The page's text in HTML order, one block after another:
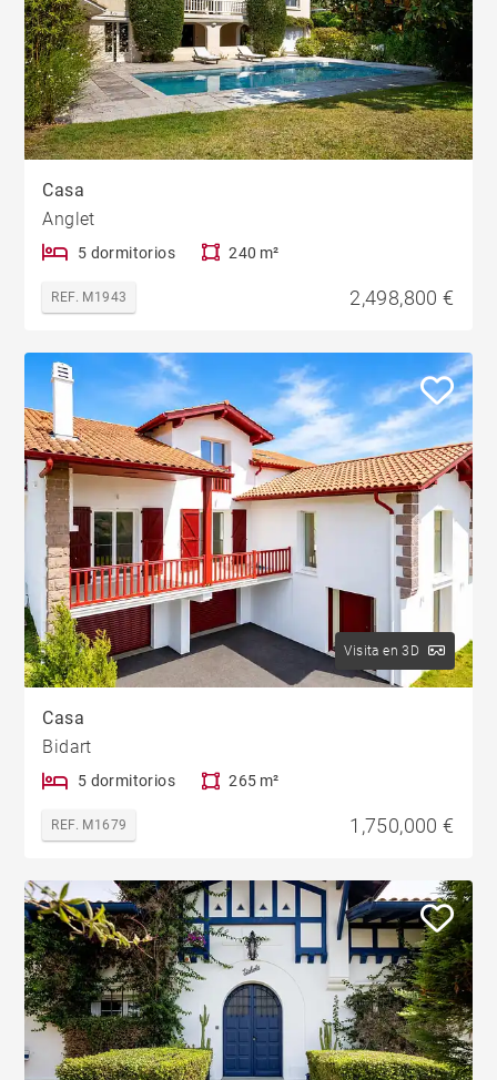
Casa
Anglet
5 dormitorios 240 m²
REF. M1943 2,498,800 €
Visita en 3D
Casa
Bidart
5 dormitorios 265 m²
REF. M1679 1,750,000 €